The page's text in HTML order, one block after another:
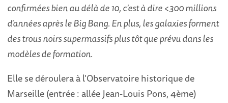
confirmées bien au délà de 10, c'est à dire <300 millions
d'années après le Big Bang. En plus, les galaxies forment
des trous noirs supermassifs plus tôt que prévu dans les
modèles de formation.
Elle se déroulera à l'Observatoire historique de
Marseille (entrée : allée Jean-Louis Pons, 4ème)